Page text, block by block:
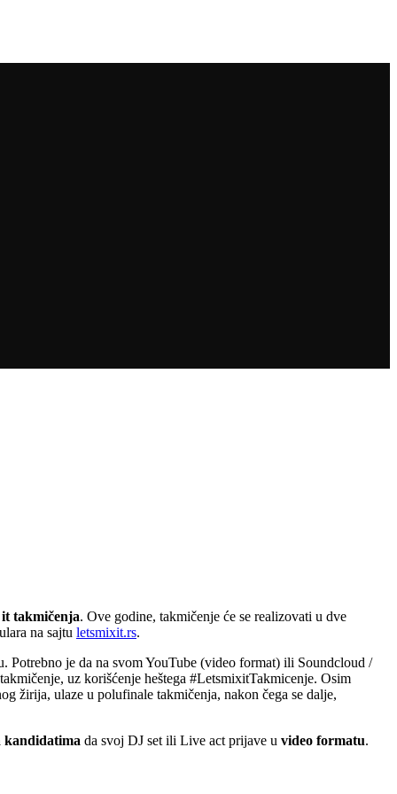
it takmičenja. Ove godine, takmičenje će se realizovati u dve
na sajtu letsmixit.rs.
Potrebno je da na svom YouTube (video format) ili Soundcloud /
uz korišćenje heštega #LetsmixitTakmicenje. Osim
žirija, ulaze u polufinale takmičenja, nakon čega se dalje,
da svoj DJ set ili Live act prijave u video formatu.